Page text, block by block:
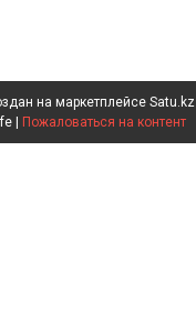
на маркетплейсе Satu.kz
Пожаловаться на контент